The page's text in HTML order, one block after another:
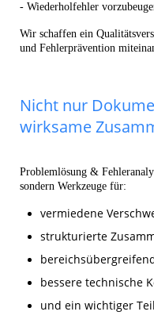
- Wiederholfehler
Wir schaffen ein
und Fehlerprävention
Nicht nur
wirksame
Problemlösung &
sondern Werkzeuge für:
vermiedene
strukturierte
bessere technische
und ein wichtiger